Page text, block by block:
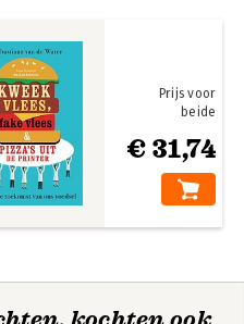
€ 31,74
Prijs voor
beide